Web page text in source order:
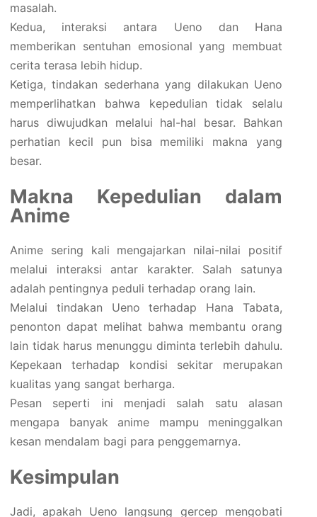
masalah.
Kedua, interaksi antara Ueno dan Hana
memberikan sentuhan emosional yang membuat
cerita terasa lebih hidup.
Ketiga, tindakan sederhana yang dilakukan Ueno
memperlihatkan bahwa kepedulian tidak selalu
harus diwujudkan melalui hal-hal besar. Bahkan
perhatian kecil pun bisa memiliki makna yang
besar.
Makna Kepedulian dalam
Anime
Anime sering kali mengajarkan nilai-nilai positif
melalui interaksi antar karakter. Salah satunya
adalah pentingnya peduli terhadap orang lain.
Melalui tindakan Ueno terhadap Hana Tabata,
penonton dapat melihat bahwa membantu orang
lain tidak harus menunggu diminta terlebih dahulu.
Kepekaan terhadap kondisi sekitar merupakan
kualitas yang sangat berharga.
Pesan seperti ini menjadi salah satu alasan
mengapa banyak anime mampu meninggalkan
kesan mendalam bagi para penggemarnya.
Kesimpulan
Jadi, apakah Ueno langsung gercep mengobati